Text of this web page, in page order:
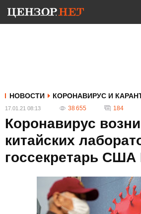
НОВОСТИ КОРОНАВИРУС И
17.01.21 08:13 38 655 184
Коронавирус
китайских
госсекретарь